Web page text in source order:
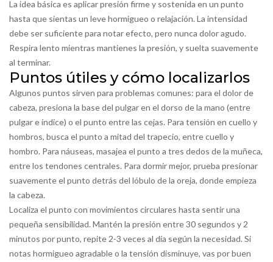
La idea básica es aplicar presión firme y sostenida en un punto
hasta que sientas un leve hormigueo o relajación. La intensidad
debe ser suficiente para notar efecto, pero nunca dolor agudo.
Respira lento mientras mantienes la presión, y suelta suavemente
al terminar.
Puntos útiles y cómo localizarlos
Algunos puntos sirven para problemas comunes: para el dolor de
cabeza, presiona la base del pulgar en el dorso de la mano (entre
pulgar e índice) o el punto entre las cejas. Para tensión en cuello y
hombros, busca el punto a mitad del trapecio, entre cuello y
hombro. Para náuseas, masajea el punto a tres dedos de la muñeca,
entre los tendones centrales. Para dormir mejor, prueba presionar
suavemente el punto detrás del lóbulo de la oreja, donde empieza
la cabeza.
Localiza el punto con movimientos circulares hasta sentir una
pequeña sensibilidad. Mantén la presión entre 30 segundos y 2
minutos por punto, repite 2-3 veces al día según la necesidad. Si
notas hormigueo agradable o la tensión disminuye, vas por buen